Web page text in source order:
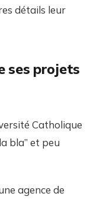
détails leur
ses projets
Catholique
bla” et peu
agence de